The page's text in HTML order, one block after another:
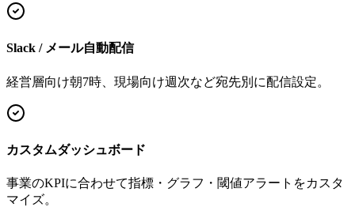
Slack / メール自動配信
経営層向け朝7時、現場向け週次など宛先別に配信設定。
カスタムダッシュボード
事業のKPIに合わせて指標・グラフ・閾値アラートをカスタ
マイズ。